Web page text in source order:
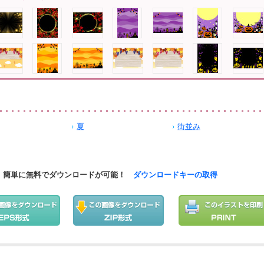
夏 街並み
単に無料でダウンロードが可能！ ダウンロードキーの取得